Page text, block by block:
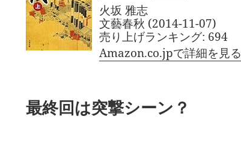
火坂 雅志
文藝春秋 (2014-11-07)
売り上げランキング: 694
Amazon.co.jpで詳細を見る
最終回は突撃シーン？